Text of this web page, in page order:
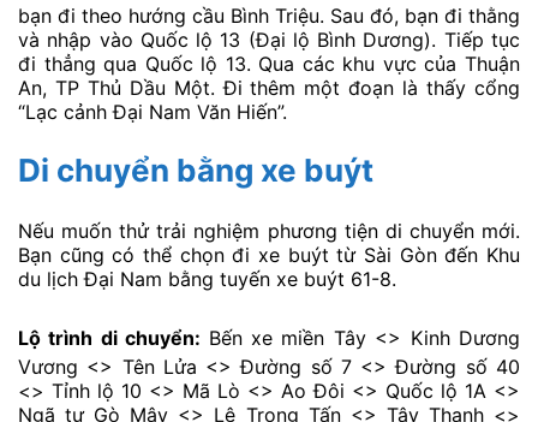
bạn đi theo hướng cầu Bình Triệu. Sau đó, bạn đi thằng
và nhập vào Quốc lộ 13 (Đại lộ Bình Dương). Tiếp tục
đi thẳng qua Quốc lộ 13. Qua các khu vực của Thuận
An, TP Thủ Dầu Một. Đi thêm một đoạn là thấy cổng
“Lạc cảnh Đại Nam Văn Hiến”.
Di chuyển bằng xe buýt
Nếu muốn thử trải nghiệm phương tiện di chuyển mới.
Bạn cũng có thể chọn đi xe buýt từ Sài Gòn đến Khu
du lịch Đại Nam bằng tuyến xe buýt 61-8.
Lộ trình di chuyển: Bến xe miền Tây <> Kinh Dương
Vương <> Tên Lửa <> Đường số 7 <> Đường số 40
<> Tỉnh lộ 10 <> Mã Lò <> Ao Đôi <> Quốc lộ 1A <>
Ngã tư Gò Mây <> Lê Trọng Tấn <> Tây Thạnh <>